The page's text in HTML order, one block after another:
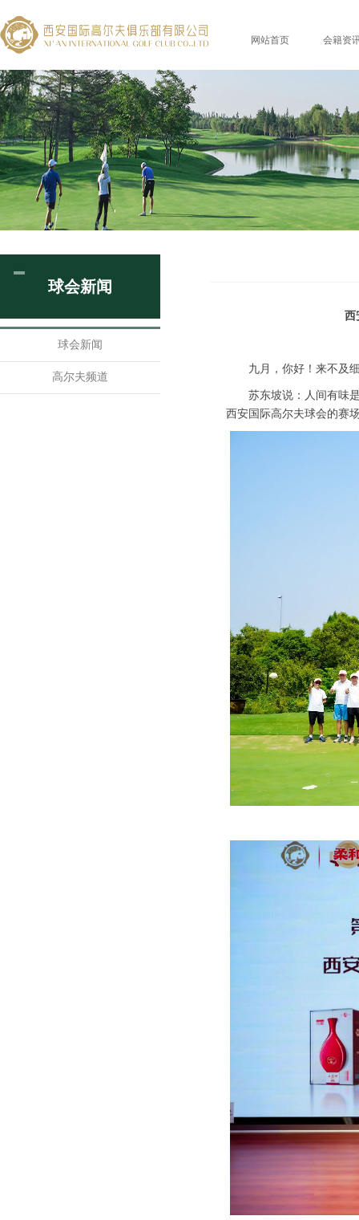
网站首页 会籍资
球会新闻
球会新闻
高尔夫频道
西
九月，你好！来不及
苏东坡说：人间有味
西安国际高尔夫球会的赛